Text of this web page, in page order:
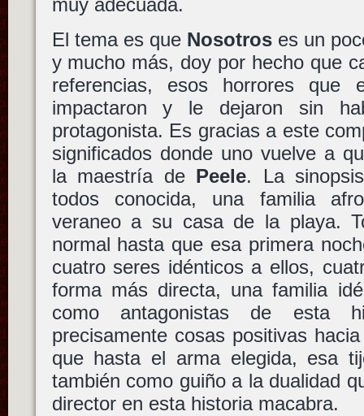
muy adecuada.
El tema es que Nosotroses un
y mucho más, doy por hecho que
referencias, esos horrores que
impactaron y le dejaron sin
protagonista. Es gracias a este
significados donde uno vuelve a
la maestría de Peele. La
todos conocida, una familia
veraneo a su casa de la playa.
normal hasta que esa primera
cuatro seres idénticos a ellos,
forma más directa, una familia
como antagonistas de esta
precisamente cosas positivas
que hasta el arma elegida, esa
también como guiño a la dualidad
director en esta historia macabra.